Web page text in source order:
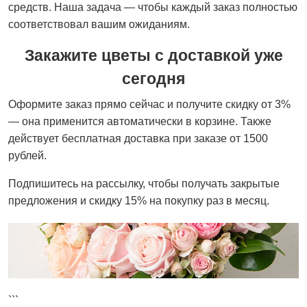
средств. Наша задача — чтобы каждый заказ полностью
соответствовал вашим ожиданиям.
Закажите цветы с доставкой уже
сегодня
Оформите заказ прямо сейчас и получите скидку от 3%
— она применится автоматически в корзине. Также
действует бесплатная доставка при заказе от 1500
рублей.
Подпишитесь на рассылку, чтобы получать закрытые
предложения и скидку 15% на покупку раз в месяц.
```